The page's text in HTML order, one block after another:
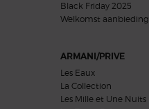
Black Friday 2025
Welkomst aanbieding​
ARMANI/PRIVE
Les Eaux
La Collection
Les Mille et Une Nuits